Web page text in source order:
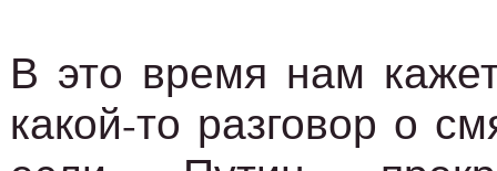
В это время нам
какой-то разговор о